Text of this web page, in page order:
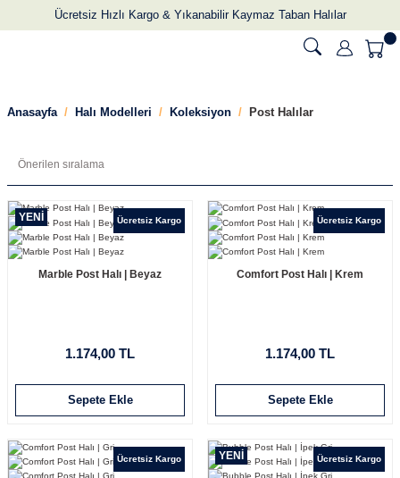
Ücretsiz Hızlı Kargo & Yıkanabilir Kaymaz Taban Halılar
Anasayfa Halı Modelleri Koleksiyon Post Halılar
YENİ Ücretsiz Kargo
Marble Post Halı | Beyaz
1.174,00 TL
Sepete Ekle
Ücretsiz Kargo
Comfort Post Halı | Krem
1.174,00 TL
Sepete Ekle
Ücretsiz Kargo YENİ Ücretsiz Kargo